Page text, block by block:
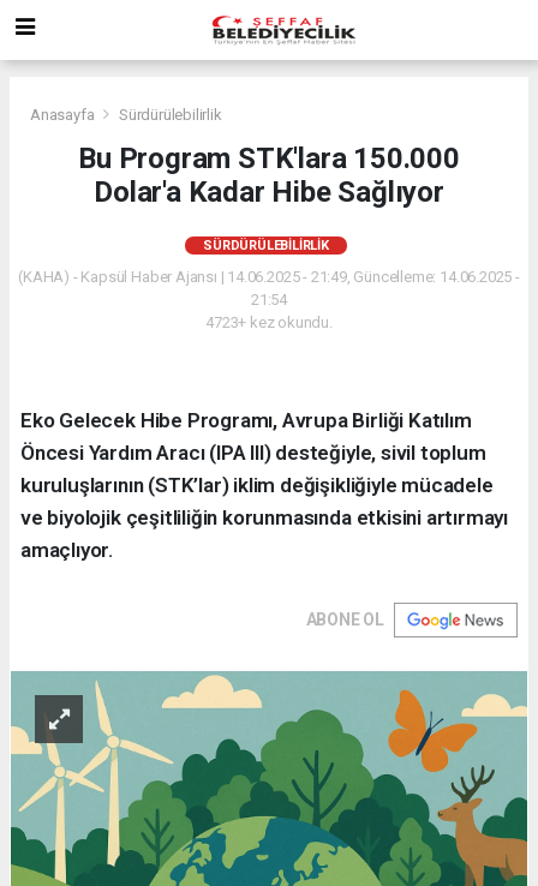
Anasayfa Sürdürülebilirlik
Bu Program STK'lara 150.000
Dolar'a Kadar Hibe Sağlıyor
SÜRDÜRÜLEBILIRLIK
(KAHA) - Kapsül Haber Ajansı | 14.06.2025 - 21:49, Güncelleme: 14.06.2025 -
21:54
4723+ kez okundu.
Eko Gelecek Hibe Programı, Avrupa Birliği Katılım
Öncesi Yardım Aracı (IPA III) desteğiyle, sivil toplum
kuruluşlarının (STK’lar) iklim değişikliğiyle mücadele
ve biyolojik çeşitliliğin korunmasında etkisini artırmayı
amaçlıyor.
ABONE OL